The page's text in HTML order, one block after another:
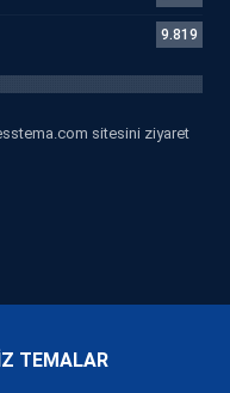
9.819
sitesini ziyaret
TEMALAR